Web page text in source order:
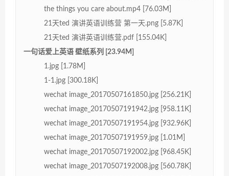
the things you care about.mp4 [76.03M]
21天ted 演讲英语训练营 第一天.png [5.87K]
21天ted 演讲英语训练营.pdf [155.04K]
一句话爱上英语 壁纸系列 [23.94M]
1.jpg [1.78M]
1-1.jpg [300.18K]
wechat image_20170507161850.jpg [256.21K]
wechat image_20170507191942.jpg [958.11K]
wechat image_20170507191954.jpg [932.96K]
wechat image_20170507191959.jpg [1.01M]
wechat image_20170507192002.jpg [968.45K]
wechat image_20170507192008.jpg [560.78K]